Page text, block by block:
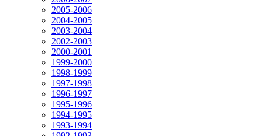
2005-2006
2004-2005
2003-2004
2002-2003
2000-2001
1999-2000
1998-1999
1997-1998
1996-1997
1995-1996
1994-1995
1993-1994